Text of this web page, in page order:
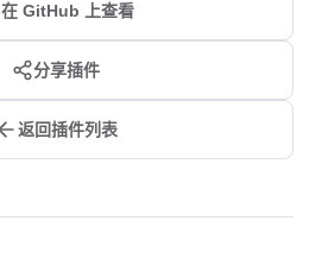
在 GitHub 上查看
分享插件
返回插件列表